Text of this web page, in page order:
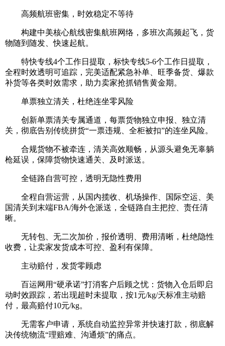
高频航班密集，时效稳定不等待
构建中美核心航线密集航班网络，多班次高频起飞，货
物随到随发、快速起航。
特快专线4个工作日提取，标快专线5-6个工作日提取，
全程时效透明可追踪，完美适配紧急补单、旺季备货、爆款
补货等各类时效需求，助力卖家抢抓销售黄金期。
单票独立清关，杜绝连坐零风险
创新单票清关专属通道，每票货物独立申报、独立清
关，彻底告别传统拼货“一票违规、全柜被扣”的连坐风险。
合规货物不被牵连，清关高效顺畅，从源头避免无辜躺
枪延误，保障货物快速通关、及时派送。
全链路自营可控，透明无隐性费用
全程自营运营，从国内揽收、机场操作、国际空运、美
国清关到末端FBA/海外仓派送，全链路自主把控、责任清
晰。
无转包、无二次加价，报价透明、费用清晰，杜绝隐性
收费，让卖家发货成本可控、盈利有保障。
主动赔付，发货零顾虑
百运网用“硬承诺”打消客户后顾之忧：货物入仓后即启
动时效跟踪，若出现超时未提取，按1元/kg/天标准主动赔
付，最高赔付10元/kg。
无需客户申请，系统自动监控异常并快速打款，彻底解
决传统物流“理赔难、沟通烦”的痛点。